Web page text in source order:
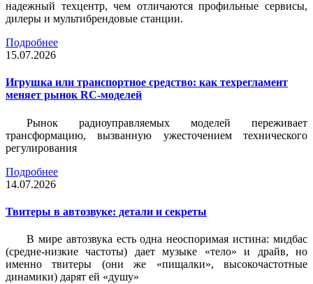
надежный техцентр, чем отличаются профильные сервисы,
дилеры и мультибрендовые станции.
Подробнее
15.07.2026
Игрушка или транспортное средство: как техрегламент
меняет рынок RC-моделей
Рынок радиоуправляемых моделей переживает
трансформацию, вызванную ужесточением технического
регулирования
Подробнее
14.07.2026
Твитеры в автозвуке: детали и секреты
В мире автозвука есть одна неоспоримая истина: мидбас
(средне-низкие частоты) дает музыке «тело» и драйв, но
именно твитеры (они же «пищалки», высокочастотные
динамики) дарят ей «душу»